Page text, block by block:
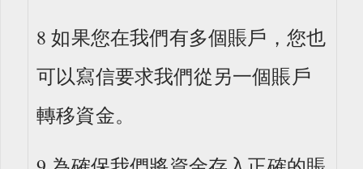
8 如果您在我們有多個賬戶，您也
可以寫信要求我們從另一個賬戶
轉移資金。